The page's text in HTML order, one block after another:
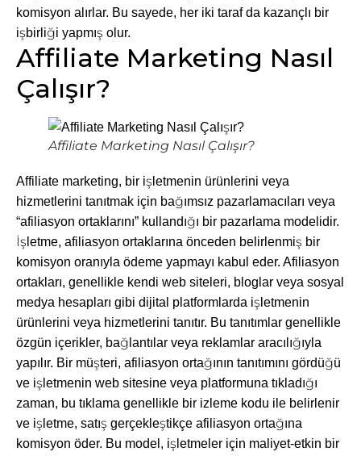
komisyon alırlar. Bu sayede, her iki taraf da kazançlı bir
işbirliği yapmış olur.
Affiliate Marketing Nasıl
Çalışır?
Affiliate Marketing Nasıl Çalışır?
Affiliate marketing, bir işletmenin ürünlerini veya
hizmetlerini tanıtmak için bağımsız pazarlamacıları veya
“afiliasyon ortaklarını” kullandığı bir pazarlama modelidir.
İşletme, afiliasyon ortaklarına önceden belirlenmiş bir
komisyon oranıyla ödeme yapmayı kabul eder. Afiliasyon
ortakları, genellikle kendi web siteleri, bloglar veya sosyal
medya hesapları gibi dijital platformlarda işletmenin
ürünlerini veya hizmetlerini tanıtır. Bu tanıtımlar genellikle
özgün içerikler, bağlantılar veya reklamlar aracılığıyla
yapılır. Bir müşteri, afiliasyon ortağının tanıtımını gördüğü
ve işletmenin web sitesine veya platformuna tıkladığı
zaman, bu tıklama genellikle bir izleme kodu ile belirlenir
ve işletme, satış gerçekleştikçe afiliasyon ortağına
komisyon öder. Bu model, işletmeler için maliyet-etkin bir